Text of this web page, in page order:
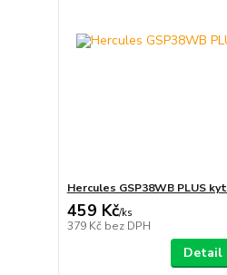
Hercules GSP38WB PLUS
459 Kč/ks
379 Kč bez DPH
Detail